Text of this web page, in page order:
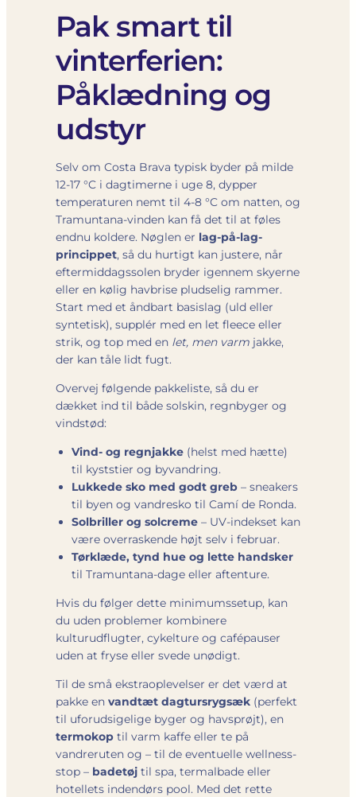
Pak smart til
vinterferien:
Påklædning og
udstyr
Selv om Costa Brava typisk byder på milde
12-17 °C i dagtimerne i uge 8, dypper
temperaturen nemt til 4-8 °C om natten, og
Tramuntana-vinden kan få det til at føles
endnu koldere. Nøglen er lag-på-lag-
princippet, så du hurtigt kan justere, når
eftermiddagssolen bryder igennem skyerne
eller en kølig havbrise pludselig rammer.
Start med et åndbart basislag (uld eller
syntetisk), supplér med en let fleece eller
strik, og top med en let, men varm jakke,
der kan tåle lidt fugt.
Overvej følgende pakkeliste, så du er
dækket ind til både solskin, regnbyger og
vindstød:
Vind- og regnjakke (helst med hætte)
til kyststier og byvandring.
Lukkede sko med godt greb – sneakers
til byen og vandresko til Camí de Ronda.
Solbriller og solcreme – UV-indekset kan
være overraskende højt selv i februar.
Tørklæde, tynd hue og lette handsker
til Tramuntana-dage eller aftenture.
Hvis du følger dette minimumssetup, kan
du uden problemer kombinere
kulturudflugter, cykelture og cafépauser
uden at fryse eller svede unødigt.
Til de små ekstraoplevelser er det værd at
pakke en vandtæt dagtursrygsæk (perfekt
til uforudsigelige byger og havsprøjt), en
termokop til varm kaffe eller te på
vandreruten og – til de eventuelle wellness-
stop – badetøj til spa, termalbade eller
hotellets indendørs pool. Med det rette